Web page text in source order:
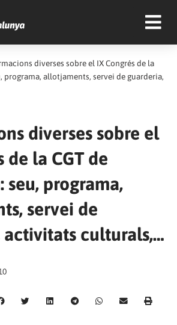
diverses sobre el IX Congrés de la
programa, allotjaments, servei de guarderia,
diverses sobre el
de la CGT de
seu, programa,
servei de
activitats culturals,…